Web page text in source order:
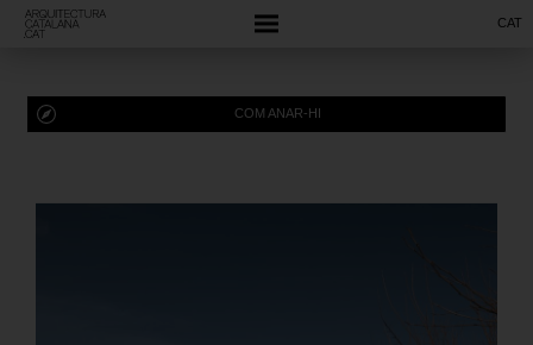
CAT
COM ANAR-HI